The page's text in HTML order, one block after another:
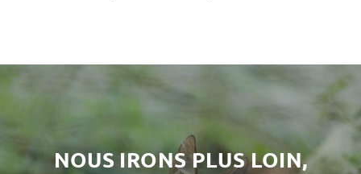
NOUS IRONS PLUS LOIN,